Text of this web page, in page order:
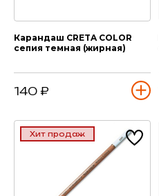
Карандаш CRETA COLOR
сепия темная (жирная)
140 ₽
Хит продаж